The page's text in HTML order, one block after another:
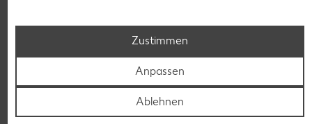
2.79
Feinkost, Konserven
Gültig vom 06.08. bis 12.08.
Zustimmen
Anpassen
Ablehnen